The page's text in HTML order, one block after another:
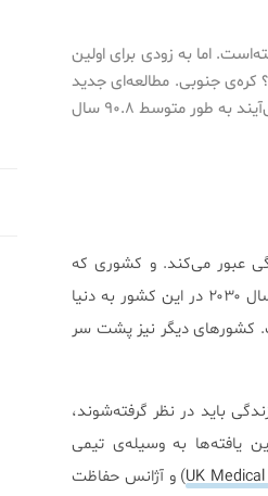
اما به زودی برای اولین
کره‌ی جنوبی. مطالعه‌ای جدید
پیش‌بینی کرده‌است زنانی که در سال ۲۰۳۰ در این کشور به دنیا می‌آیند به طور متوسط ۹۰.۸ سال
طول قرن‌ها افزایش یافته‌است. اما به زودی برای اولین بار از ۹۰ سالگی عبور می‌کند. و کشوری که
بیشترین افزایش را دارد؟ کره‌ی جنوبی. مطالعه‌ای جدید پیش‌بینی کرده‌است زنانی که در سال ۲۰۳۰ در این کشور به دنیا
۹۰.۸ سال عمر می‌کنند – که ۶.۶ سال بیشتر از متولدین ۲۰۱۰ است. کشورهای دیگر نیز پشت سر
باید در نظر گرفته‌شوند،
می‌بینند. این یافته‌ها به وسیله‌ی تیمی
UK) و آژانس حفاظت